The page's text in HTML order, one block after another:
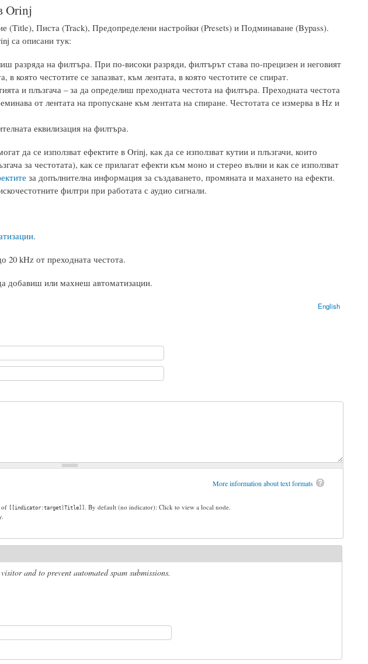
Orinj
(Title), Писта (Track), Предопределени настройки (Presets) и Подминаване (Bypass).
са описани тук:
разряда на филтъра. При по-високи разряди, филтърът става по-прецизен и неговият
в която честотите се запазват, към лентата, в която честотите се спират.
и плъзгача – за да определиш преходната честота на филтъра. Преходната честота
от лентата на пропускане към лентата на спиране. Честотата се измерва в Hz и
еквилизация на филтъра.
да се използват ефектите в Orinj, как да се използват кутии и плъзгачи, които
за честотата), как се прилагат ефекти към моно и стерео вълни и как се използват
за допълнителна информация за създаването, промяната и махането на ефекти.
филтри при работата с аудио сигнали.
.
20 kHz от преходната честота.
добавиш или махнеш автоматизации.
English
More information about text formats
of [[indicator:target|Title]]
. By default (no indicator): Click to view a local node.
and to prevent automated spam submissions.